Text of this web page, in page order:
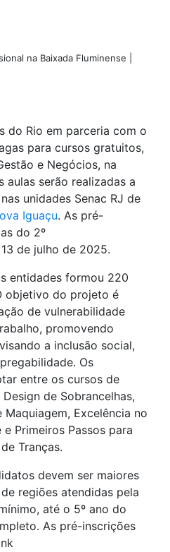
na Baixada Fluminense |
do Rio em parceria com o
para cursos gratuitos,
e Negócios, na
aulas serão realizadas a
unidades Senac RJ de
Iguaçu. As pré-
do 2º
de julho de 2025.
entidades formou 220
objetivo do projeto é
de vulnerabilidade
promovendo
a inclusão social,
Os
entre os cursos de
de Sobrancelhas,
Maquiagem, Excelência no
Primeiros Passos para
Tranças.
devem ser maiores
regiões atendidas pela
até o 5º ano do
As pré-inscrições